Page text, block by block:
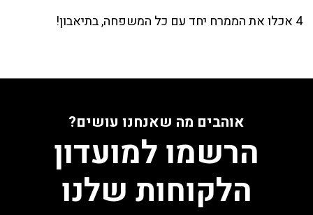
4 אכלו את הממרח יחד עם כל המשפחה, בתיאבון!
אוהבים מה שאנחנו עושים?
הרשמו למועדון
הלקוחות שלנו